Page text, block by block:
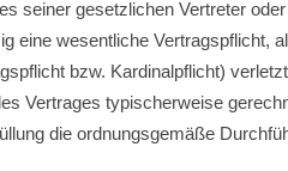
seiner gesetzlichen Vertreter
eine wesentliche Vertragspflicht,
bzw. Kardinalpflicht)
Vertrages typischerweise
die ordnungsgemäße